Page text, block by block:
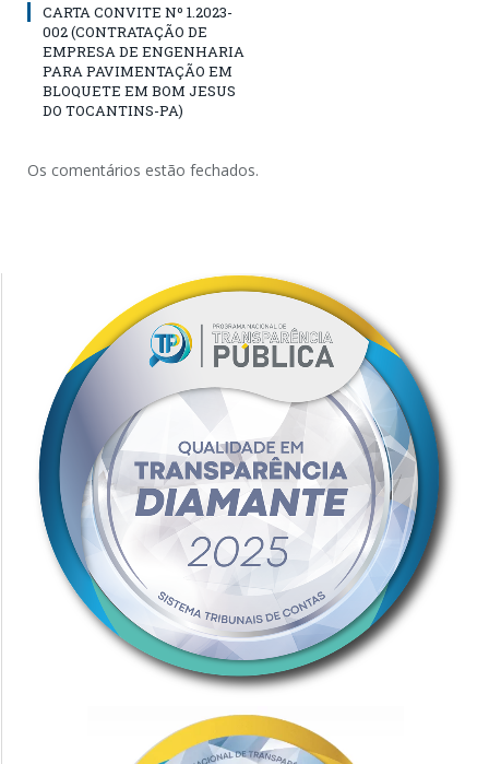
CARTA CONVITE Nº 1.2023-
002 (CONTRATAÇÃO DE
EMPRESA DE ENGENHARIA
PARA PAVIMENTAÇÃO EM
BLOQUETE EM BOM JESUS
DO TOCANTINS-PA)
Os comentários estão fechados.